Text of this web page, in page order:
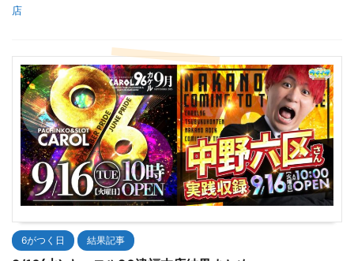
店
6がつく日 結果記事